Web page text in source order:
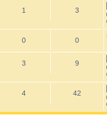
1 3
0 0
3 9
4 42